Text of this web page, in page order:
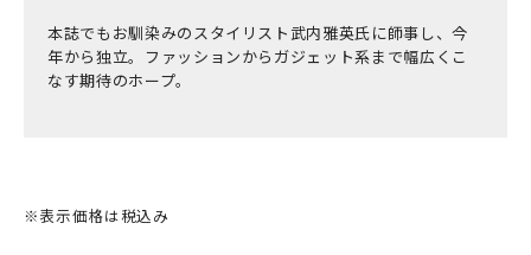
本誌でもお馴染みのスタイリスト武内雅英氏に師事し、今
年から独立。ファッションからガジェット系まで幅広くこ
なす期待のホープ。
※表示価格は税込み